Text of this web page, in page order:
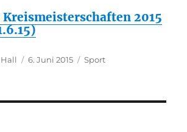
Kreismeisterschaften 2015
Veröffentlicht
6. Juni 2015 Kategorien
Sport